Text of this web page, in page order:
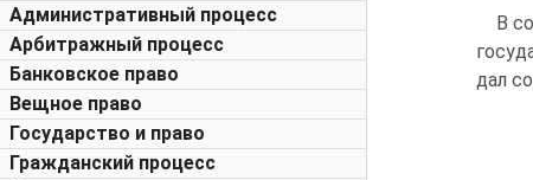
Административный процесс
Арбитражный процесс
Банковское право
Вещное право
Государство и право
Гражданский процесс
В
дал